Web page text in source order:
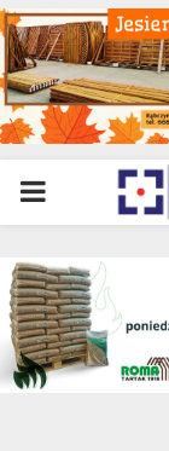
PRIMARY
MENU